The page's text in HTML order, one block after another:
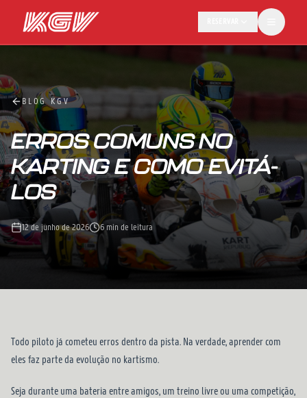
BLOG KGV
ERROS COMUNS NO
KARTING E COMO EVITÁ-
LOS
12 de junho de 2026 6 min de leitura
Todo piloto já cometeu erros dentro da pista. Na verdade, aprender com
eles faz parte da evolução no kartismo.
Seja durante uma bateria entre amigos, um treino livre ou uma competição,